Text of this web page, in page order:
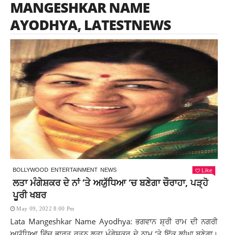
MANGESHKAR NAME
AYODHYA, LATESTNEWS
BOLLYWOOD ENTERTAINMENT NEWS Like
ਲਤਾ ਮੰਗੇਸ਼ਕਰ ਦੇ ਨਾਂ ‘ਤੇ ਅਯੁੱਧਿਆ ‘ਚ ਬਣੇਗਾ ਚੌਰਾਹਾ, ਪੜ੍ਹੋ
ਪੂਰੀ ਖਬਰ
May 09, 2022 8:00 Pm
Lata Mangeshkar Name Ayodhya: ਭਗਵਾਨ ਸ਼੍ਰੀ ਰਾਮ ਦੀ ਨਗਰੀ